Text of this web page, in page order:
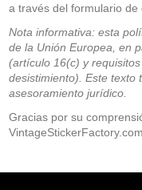
a través del formulario de
Nota informativa: esta
de la Unión Europea, en
(artículo 16(c) y
desistimiento). Este texto
asesoramiento jurídico.
Gracias por su